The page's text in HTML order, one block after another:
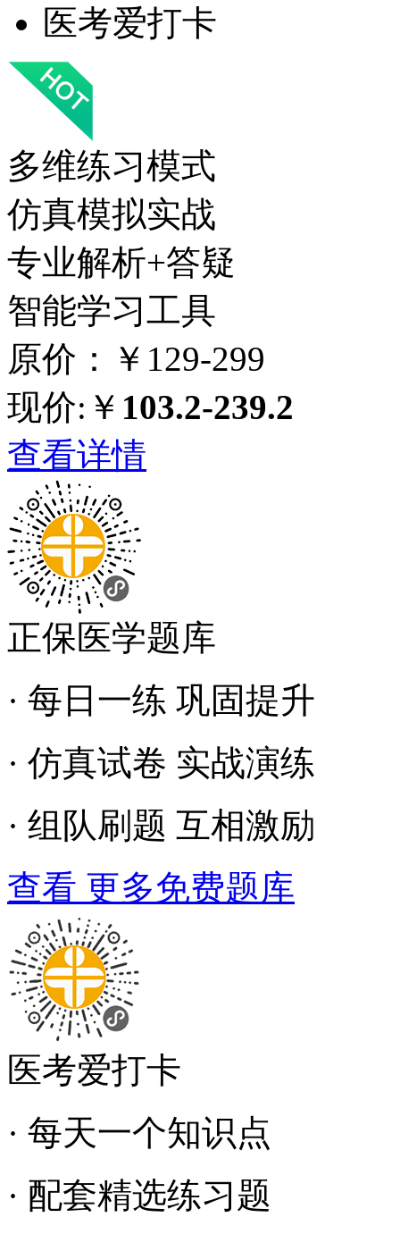
医考爱打卡
多维练习模式
仿真模拟实战
专业解析+答疑
智能学习工具
原价：￥129-299
现价:￥ 103.2-239.2
查看详情
正保医学题库
· 每日一练 巩固提升
· 仿真试卷 实战演练
· 组队刷题 互相激励
查看 更多免费题库
医考爱打卡
· 每天一个知识点
· 配套精选练习题